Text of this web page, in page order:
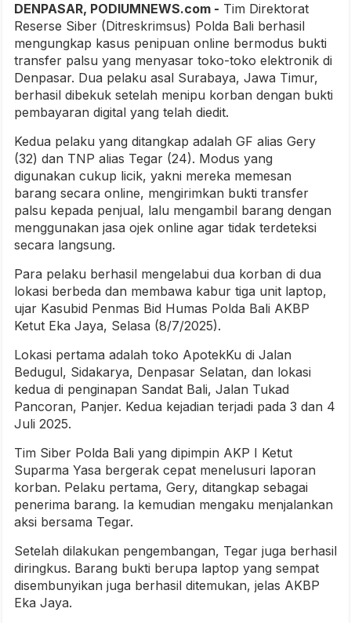
DENPASAR, PODIUMNEWS.com - Tim Direktorat
Reserse Siber (Ditreskrimsus) Polda Bali berhasil
mengungkap kasus penipuan online bermodus bukti
transfer palsu yang menyasar toko-toko elektronik di
Denpasar. Dua pelaku asal Surabaya, Jawa Timur,
berhasil dibekuk setelah menipu korban dengan bukti
pembayaran digital yang telah diedit.
Kedua pelaku yang ditangkap adalah GF alias Gery
(32) dan TNP alias Tegar (24). Modus yang
digunakan cukup licik, yakni mereka memesan
barang secara online, mengirimkan bukti transfer
palsu kepada penjual, lalu mengambil barang dengan
menggunakan jasa ojek online agar tidak terdeteksi
secara langsung.
Para pelaku berhasil mengelabui dua korban di dua
lokasi berbeda dan membawa kabur tiga unit laptop,
ujar Kasubid Penmas Bid Humas Polda Bali AKBP
Ketut Eka Jaya, Selasa (8/7/2025).
Lokasi pertama adalah toko ApotekKu di Jalan
Bedugul, Sidakarya, Denpasar Selatan, dan lokasi
kedua di penginapan Sandat Bali, Jalan Tukad
Pancoran, Panjer. Kedua kejadian terjadi pada 3 dan 4
Juli 2025.
Tim Siber Polda Bali yang dipimpin AKP I Ketut
Suparma Yasa bergerak cepat menelusuri laporan
korban. Pelaku pertama, Gery, ditangkap sebagai
penerima barang. Ia kemudian mengaku menjalankan
aksi bersama Tegar.
Setelah dilakukan pengembangan, Tegar juga berhasil
diringkus. Barang bukti berupa laptop yang sempat
disembunyikan juga berhasil ditemukan, jelas AKBP
Eka Jaya.